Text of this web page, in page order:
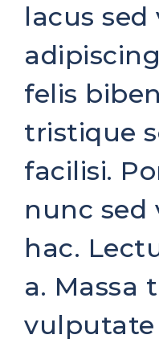
lacus
felis
tristique
facilisi.
nunc sed
hac.
a. Massa
vulputate